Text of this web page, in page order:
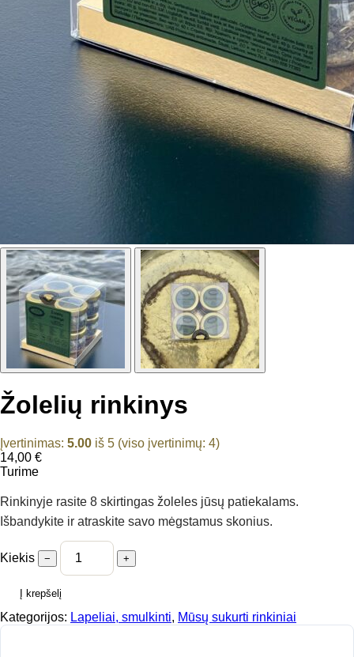
Žolelių rinkinys
Įvertinimas: 5.00 iš 5 (viso įvertinimų: 4)
14,00 €
Turime
Rinkinyje rasite 8 skirtingas žoleles jūsų patiekalams.
Išbandykite ir atraskite savo mėgstamus skonius.
Kiekis − +
Į krepšelį
Kategorijos: Lapeliai, smulkinti, Mūsų sukurti rinkiniai